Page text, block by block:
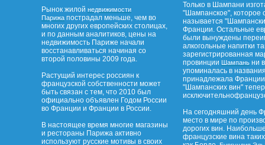
Рынок жилой недвижимости
Парижа пострадал меньше, чем во
многих других европейских столицах,
и по данным аналитиков, цены на
недвижимость Париже начали
восстанавливаться начиная со
второй половины 2009 года.
Растущий интерес россиян к
французской собственности может
быть связан с тем, что 2010 был
официально объявлен Годом России
во Франции и Франции в России.
В настоящее время многие магазины
и рестораны Парижа активно
используют русские мотивы в своих
Только в Шампани
"Шампанское", которое
называется
Франции. Остальные
были вынуждены
алкогольные напитки
зарегистрированная
провинции Шампань ни
упоминалась в
принадлежала
"Шампанских вин"
На сегодняшний день
место в мире по
дорогих вин.
французские вина